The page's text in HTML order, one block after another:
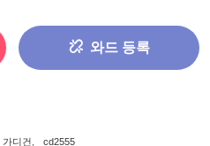
와드 등록
가디건 cd2555